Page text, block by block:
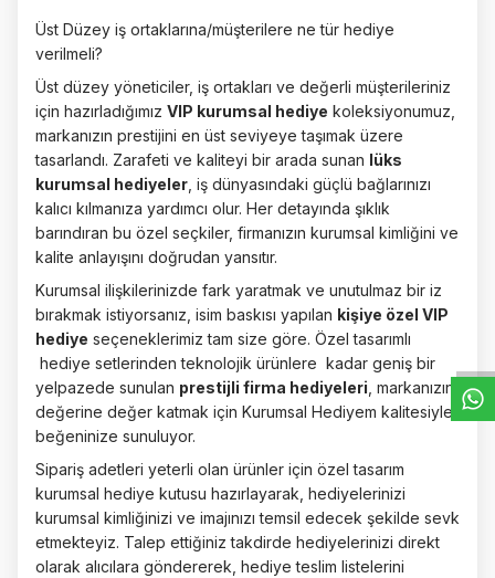
Üst Düzey iş ortaklarına/müşterilere ne tür hediye
verilmeli?
Üst düzey yöneticiler, iş ortakları ve değerli müşterileriniz
için hazırladığımız VIP kurumsal hediye koleksiyonumuz,
markanızın prestijini en üst seviyeye taşımak üzere
tasarlandı. Zarafeti ve kaliteyi bir arada sunan lüks
kurumsal hediyeler, iş dünyasındaki güçlü bağlarınızı
kalıcı kılmanıza yardımcı olur. Her detayında şıklık
barındıran bu özel seçkiler, firmanızın kurumsal kimliğini ve
kalite anlayışını doğrudan yansıtır.
Kurumsal ilişkilerinizde fark yaratmak ve unutulmaz bir iz
bırakmak istiyorsanız, isim baskısı yapılan kişiye özel VIP
hediye seçeneklerimiz tam size göre. Özel tasarımlı
hediye setlerinden teknolojik ürünlere
kadar geniş bir
yelpazede sunulan prestijli firma hediyeleri, markanızın
değerine değer katmak için Kurumsal Hediyem kalitesiyle
beğeninize sunuluyor.
Sipariş adetleri yeterli olan ürünler için özel tasarım
kurumsal hediye kutusu hazırlayarak, hediyelerinizi
kurumsal kimliğinizi ve imajınızı temsil edecek şekilde sevk
etmekteyiz. Talep ettiğiniz takdirde hediyelerinizi direkt
olarak alıcılara göndererek, hediye teslim listelerini